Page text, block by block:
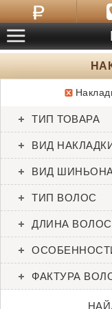
ТИП ТОВАРА
ВИД
ВИД
ТИП ВОЛОС
ДЛИНА ВОЛОС
ФАКТУРА
Add In
Ellen Wille